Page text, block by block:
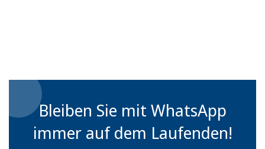
Bleiben Sie mit WhatsApp
immer auf dem Laufenden!